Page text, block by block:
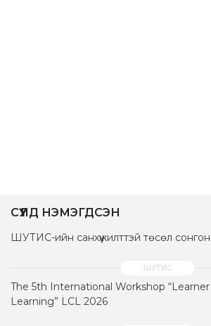
СҮҮЛД НЭМЭГДСЭН
ШУТИС-ийн санхүүжилттэй төсөл
The 5th International Workshop
Learning” LCL 2026